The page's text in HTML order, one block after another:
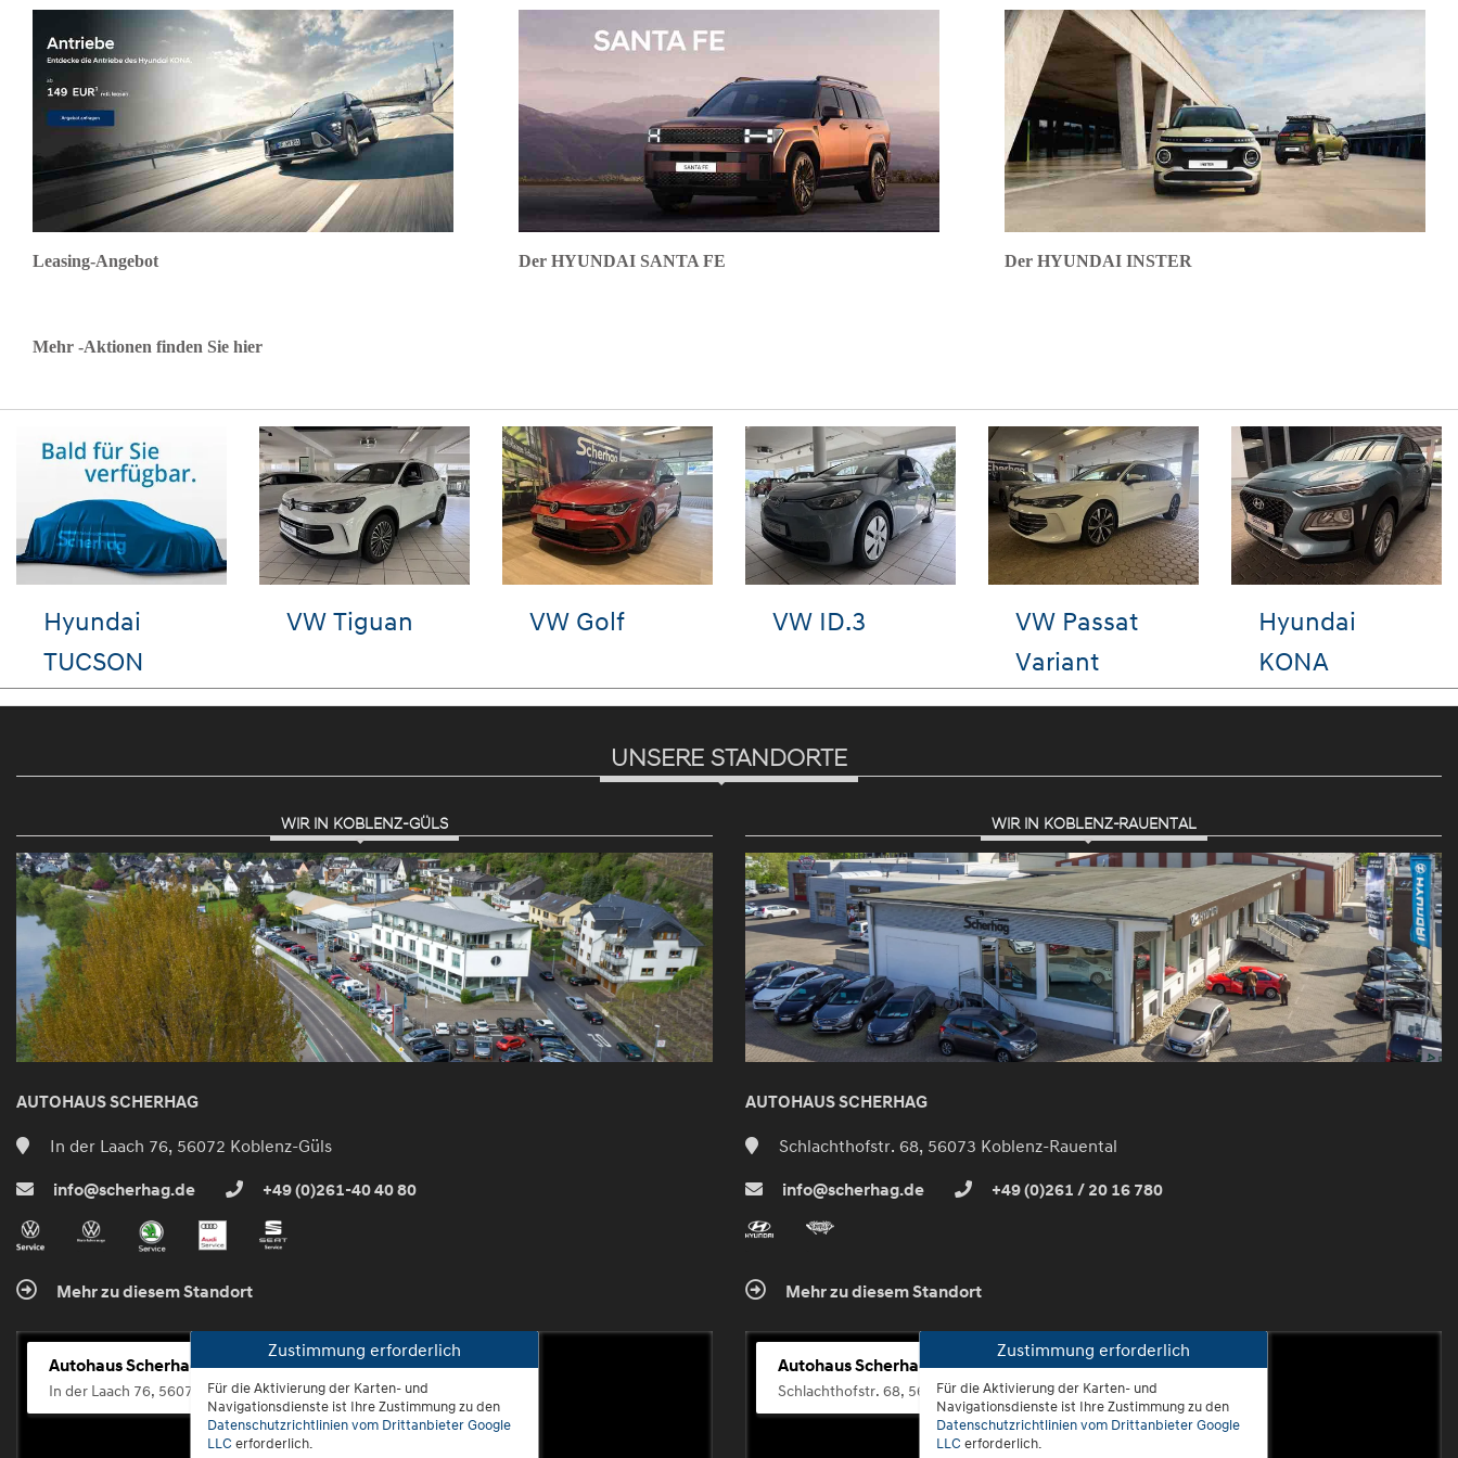
Leidenschaft macht.
Sehr kompetent,
sympathisch und
serviceorientiert.
Absolut
empfehlenswert -
vielen Dank!
Ordnung sind.
Angebote für
Reparatur wurden
nie überschritten und
die Reparaturen
selbst nie in die
Länge gezogen. Ich
kann diese Werkstatt
nur empfehlen.
ist Gros geschrieben
bei euch noch mal
viele viele Dank
Leasing-Angebot Der HYUNDAI SANTA FE Der HYUNDAI INSTER
Mehr -Aktionen finden Sie hier
Audi A6
VW Passat
VW Golf VW Golf Seat Ibiza VW up!
UNSERE STANDORTE
WIR IN KOBLENZ-GÜLS
AUTOHAUS SCHERHAG
In der Laach 76, 56072 Koblenz-Güls
info@scherhag.de +49 (0)261-40 40 80
Mehr zu diesem Standort
Autohaus Scherhag
In der Laach 76, 56072 Koblenz-Güls
Zustimmung erforderlich
Für die Aktivierung der Karten- und
Navigationsdienste ist Ihre Zustimmung zu den
Datenschutzrichtlinien vom Drittanbieter Google
LLC erforderlich.
WIR IN KOBLENZ-RAUENTAL
AUTOHAUS SCHERHAG
Schlachthofstr. 68, 56073 Koblenz-Rauental
info@scherhag.de +49 (0)261 / 20 16 780
Mehr zu diesem Standort
Autohaus Scherhag
Schlachthofstr. 68, 56073 Koblenz-Rauental
Zustimmung erforderlich
Für die Aktivierung der Karten- und
Navigationsdienste ist Ihre Zustimmung zu den
Datenschutzrichtlinien vom Drittanbieter Google
LLC erforderlich.